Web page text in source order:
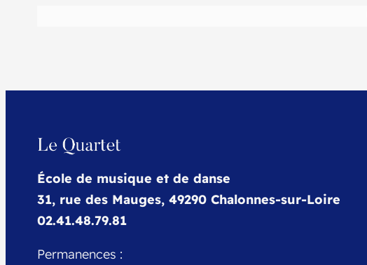
École de musique et de danse
31, rue des Mauges, 49290 Chalonnes-sur-Loire
02.41.48.79.81
Permanences :